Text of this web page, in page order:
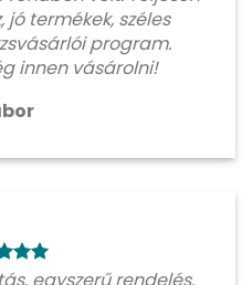
termékek, széles
program.
innen vásárolni!
egyszerű rendelés.